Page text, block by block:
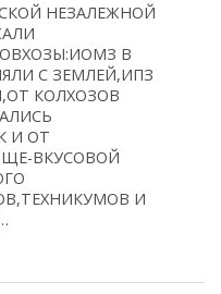
НЕЗАЛЕЖНОЙ
В
С ЗЕМЛЕЙ,ИПЗ
КОЛХОЗОВ
И ОТ
ВКУСОВОЙ
И